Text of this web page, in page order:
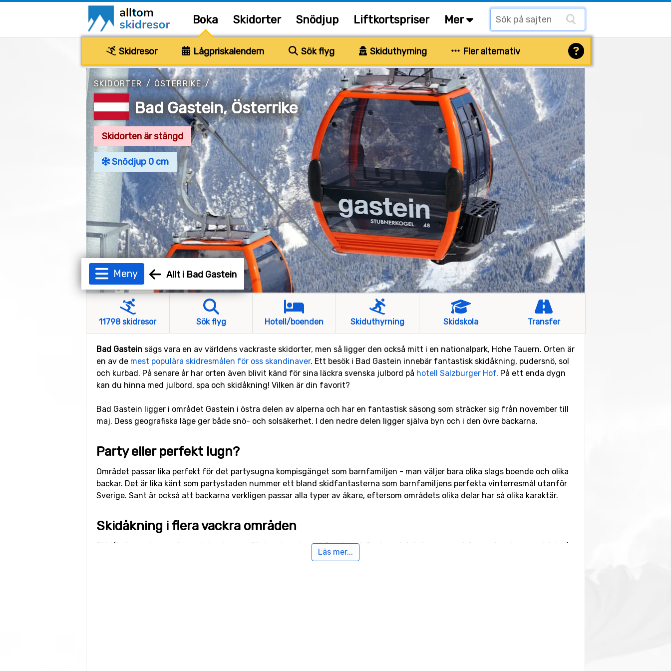
Boka Skidorter Snödjup Liftkortspriser Mer
Skidresor Lågpriskalendern Sök flyg Skiduthyrning Fler alternativ
SKIDORTER / ÖSTERRIKE/
Bad Gastein, Österrike
Skidorten är stängd
Snödjup 0 cm
Meny Allt i Bad Gastein
11798 skidresor Sök flyg Hotell/boenden Skiduthyrning Skidskola Transfer
Bad Gastein sägs vara en av världens vackraste skidorter, men så ligger den också mitt i en nationalpark, Hohe Tauern. Orten är
en av de mest populära skidresmålen för oss skandinaver. Ett besök i Bad Gastein innebär fantastisk skidåkning, pudersnö, sol
och kurbad. På senare år har orten även blivit känd för sina läckra svenska julbord på hotell Salzburger Hof. På ett enda dygn
kan du hinna med julbord, spa och skidåkning! Vilken är din favorit?
Bad Gastein ligger i området Gastein i östra delen av alperna och har en fantastisk säsong som sträcker sig från november till
maj. Dess geografiska läge ger både snö- och solsäkerhet. I den nedre delen ligger själva byn och i den övre backarna.
Party eller perfekt lugn?
Området passar lika perfekt för det partysugna kompisgänget som barnfamiljen - man väljer bara olika slags boende och olika
backar. Det är lika känt som partystaden nummer ett bland skidfantasterna som barnfamiljens perfekta vinterresmål utanför
Sverige. Sant är också att backarna verkligen passar alla typer av åkare, eftersom områdets olika delar har så olika karaktär.
Skidåkning i flera vackra områden
Skidåkningen koncentreras kring bergen Stubnerkogel samt Graukogel. Systemet är inte sammanhängande, utan uppdelat på
, Sportgastein och
Läs mer...